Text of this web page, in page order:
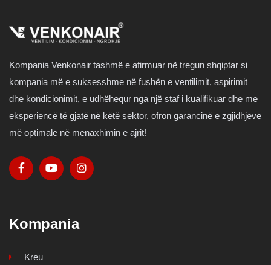
Kompania Venkonair tashmë e afirmuar në tregun shqiptar si
kompania më e suksesshme në fushën e ventilimit, aspirimit
dhe kondicionimit, e udhëhequr nga një staf i kualifikuar dhe me
eksperiencë të gjatë në këtë sektor, ofron garancinë e zgjidhjeve
më optimale në menaxhimin e ajrit!
Kompania
Kreu